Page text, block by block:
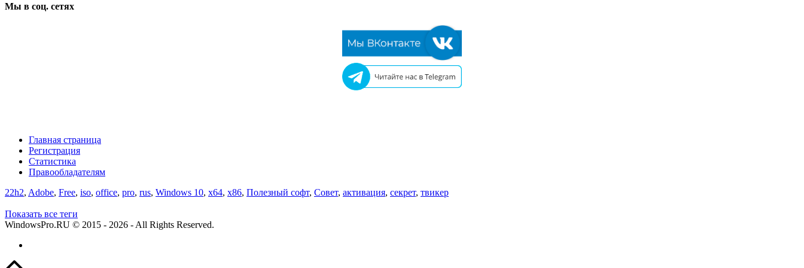
Мы в соц. сетях
Главная страница
Регистрация
Статистика
Правообладателям
22h2, Adobe, Free, iso, office, pro, rus, Windows 10, x64, x86, Полезный софт, Совет, активация, секрет, твикер
Показать все теги
WindowsPro.RU © 2015 - 2026 - All Rights Reserved.